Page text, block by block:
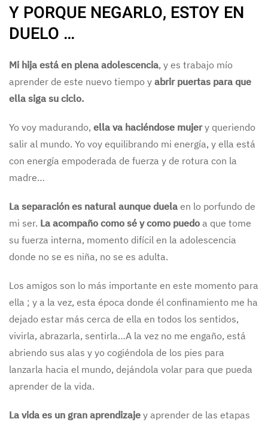
Y PORQUE NEGARLO, ESTOY EN
DUELO …
Mi hija está en plena adolescencia, y es trabajo mío
aprender de este nuevo tiempo y abrir puertas para que
ella siga su ciclo.
Yo voy madurando, ella va haciéndose mujery queriendo
salir al mundo. Yo voy equilibrando mi energía, y ella está
con energía empoderada de fuerza y de rotura con la
madre…
La separación es natural aunque duela en lo porfundo de
mi ser. La acompaño como sé y como puedo a que tome
su fuerza interna, momento difícil en la adolescencia
donde no se es niña, no se es adulta.
Los amigos son lo más importante en este momento para
ella ; y a la vez, esta época donde él confinamiento me ha
dejado estar más cerca de ella en todos los sentidos,
vivirla, abrazarla, sentirla…A la vez no me engaño, está
abriendo sus alas y yo cogiéndola de los pies para
lanzarla hacia el mundo, dejándola volar para que pueda
aprender de la vida.
La vida es un gran aprendizaje y aprender de las etapas